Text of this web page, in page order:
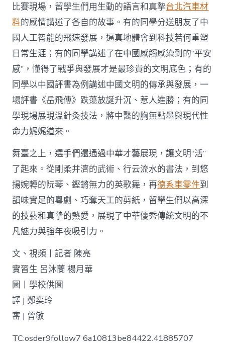
比賽現場，留學生們用生動的語言和真摯台北汽車材
料的感情講述了各自的故事。有的同學分送朋友了中
國人工智能的飛速發展，逼真地體會到科技若何重塑
日常生涯；有的同學講述了在中國感觸感染到的“平安
感”，懂得了戰爭與發展才是最珍貴的文明底色；有的
同學以中國評書為例講述中國文明的傳承與發展，一
場評書《岳飛傳》跌蕩放誕升沉、惹人進勝；有的同
學現場展現溫針灸技法，將中醫的胸無點墨與現代性
命力娓娓道來。
舞臺之上，選手們還通過中華才藝展現，讓文明“活”
了起來。從剛柔并濟的武術、行云流水的書法，到悠
揚婉轉的阮琴、鏗鏘無力的英歌舞，再德系車零件到
韻味實足的粵劇、巧奪天工的剪紙，留學生們以高深
的技藝和真摯的熱愛，展現了中華優秀傳統文明的不
凡魅力與強年夜吸引力。
文、視頻丨記者 陳亮
實習生 呂沐蘭 楊月華
圖丨學校供圖
譯 | 鄭奕玲
審 | 曾敏
TC:osder9follow7 6a10813be84422.41885707